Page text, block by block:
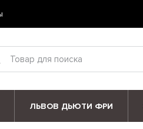
ЛЬВОВ ДЬЮТИ ФРИ